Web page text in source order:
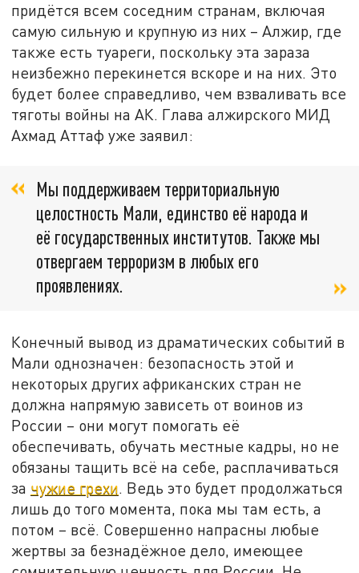
придётся всем соседним странам, включая
самую сильную и крупную из них – Алжир, где
также есть туареги, поскольку эта зараза
неизбежно перекинется вскоре и на них. Это
будет более справедливо, чем взваливать все
тяготы войны на АК. Глава алжирского МИД
Ахмад Аттаф уже заявил:
Мы поддерживаем территориальную
целостность Мали, единство её народа и
её государственных институтов. Также мы
отвергаем терроризм в любых его
проявлениях.
Конечный вывод из драматических событий в
Мали однозначен: безопасность этой и
некоторых других африканских стран не
должна напрямую зависеть от воинов из
России – они могут помогать её
обеспечивать, обучать местные кадры, но не
обязаны тащить всё на себе, расплачиваться
за чужие грехи. Ведь это будет продолжаться
лишь до того момента, пока мы там есть, а
потом – всё. Совершенно напрасны любые
жертвы за безнадёжное дело, имеющее